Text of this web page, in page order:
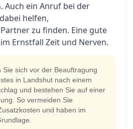
Auch ein Anruf bei der
helfen,
zu finden. Eine gute
Ernstfall Zeit und Nerven.
Sie sich vor der Beauftragung
in Landshut nach einem
und bestehen Sie auf einer
So vermeiden Sie
und haben im